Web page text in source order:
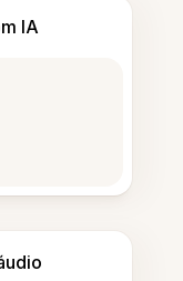
IA